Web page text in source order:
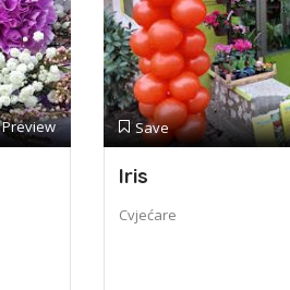
Preview Save
Iris
Cvjećare